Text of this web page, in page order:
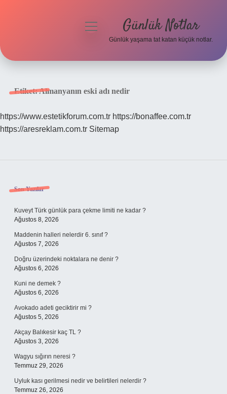
Hakkımızda
menüyü
Günlük Notlar
Günlük yaşama tat katan küçük notlar.
Etiket:Almanyanın eski adı nedir
https://www.estetikforum.com.tr https://bonaffee.com.tr
https://aresreklam.com.tr Sitemap
Sidebar
Son Yazılar
Kuveyt Türk günlük para çekme limiti ne kadar ?
Ağustos 8, 2026
Maddenin halleri nelerdir 6. sınıf ?
Ağustos 7, 2026
Doğru üzerindeki noktalara ne denir ?
Ağustos 6, 2026
Kuni ne demek ?
Ağustos 6, 2026
Avokado adeti geciktirir mi ?
Ağustos 5, 2026
Akçay Balıkesir kaç TL ?
Ağustos 3, 2026
Wagyu sığırın neresi ?
Temmuz 29, 2026
Uyluk kası gerilmesi nedir ve belirtileri nelerdir ?
Temmuz 26, 2026